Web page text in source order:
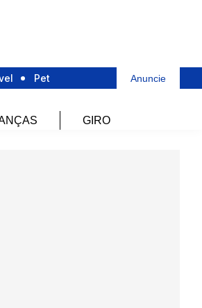
Pet Anuncie
GIRO